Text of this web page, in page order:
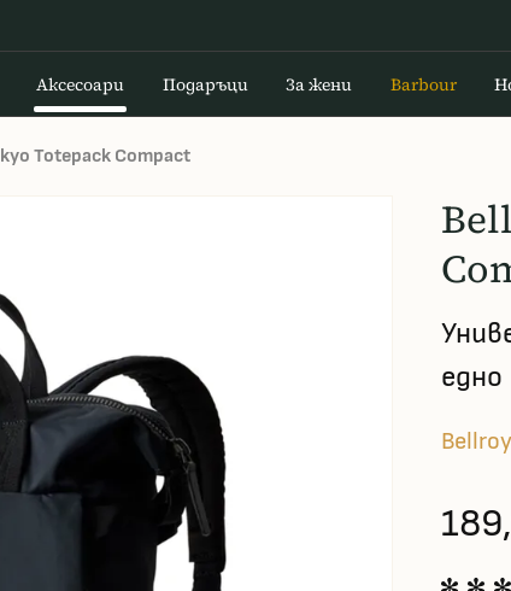
Аксесоари Подаръци За жени Barbour
Totepack Compact
едно
Bellroy